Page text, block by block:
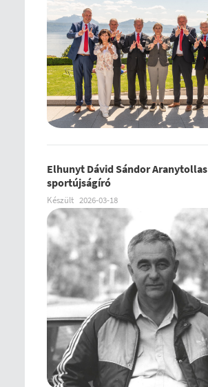
Elhunyt Dávid Sándor Aranytollas
sportújságíró
Készült 2026-03-18